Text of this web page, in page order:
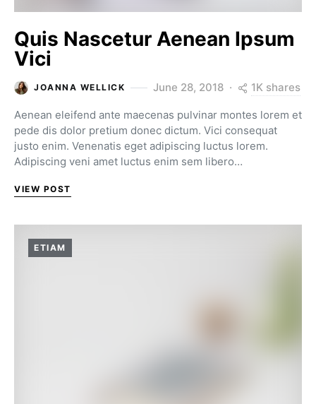
Quis Nascetur Aenean Ipsum
Vici
JOANNA WELLICK June 28, 2018 1K shares
Aenean eleifend ante maecenas pulvinar montes lorem et
pede dis dolor pretium donec dictum. Vici consequat
justo enim. Venenatis eget adipiscing luctus lorem.
Adipiscing veni amet luctus enim sem libero…
VIEW POST
ETIAM